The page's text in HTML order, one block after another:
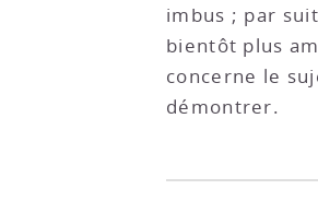
imbus ; par
bientôt plus
concerne le
démontrer.